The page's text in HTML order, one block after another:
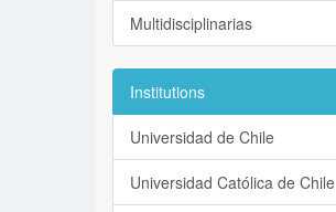
Multidisciplinarias
Institutions
Universidad de Chile
Universidad Católica de Chile